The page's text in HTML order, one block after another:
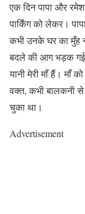
एक दिन पापा और
पार्किंग को लेकर।
कभी उनके घर का
बदले की आग भड़क गई।
यानी मेरी माँ हैं। माँ
वक्त, कभी बालकनी
चुका था।
Advertisement